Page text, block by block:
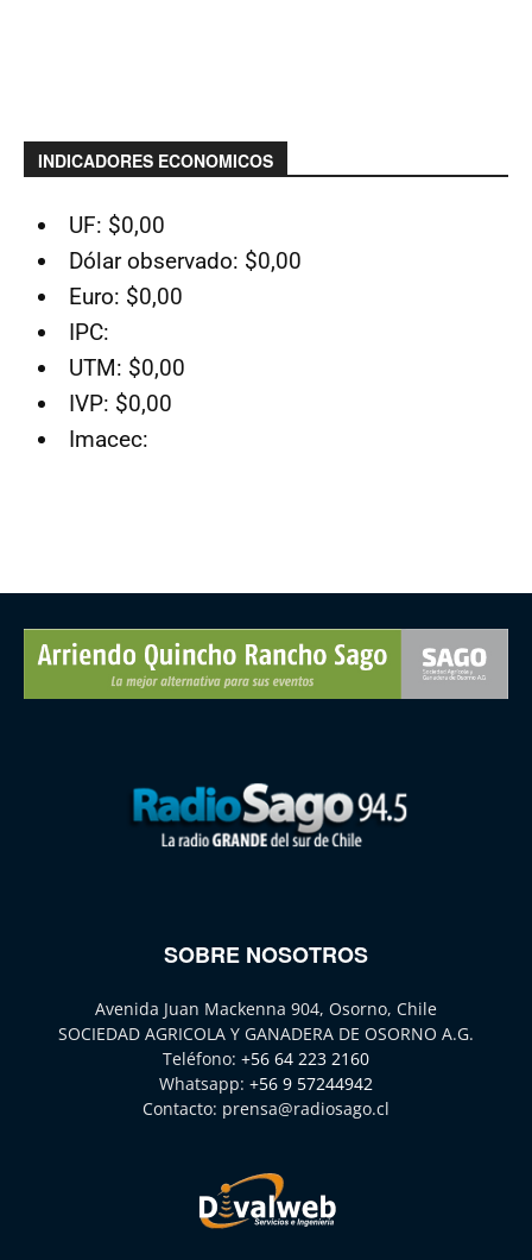
INDICADORES ECONOMICOS
UF: $0,00
Dólar observado: $0,00
Euro: $0,00
IPC:
UTM: $0,00
IVP: $0,00
Imacec:
SOBRE NOSOTROS
Avenida Juan Mackenna 904, Osorno, Chile
SOCIEDAD AGRICOLA Y GANADERA DE OSORNO A.G.
Teléfono: +56 64 223 2160
Whatsapp: +56 9 57244942
Contacto: prensa@radiosago.cl